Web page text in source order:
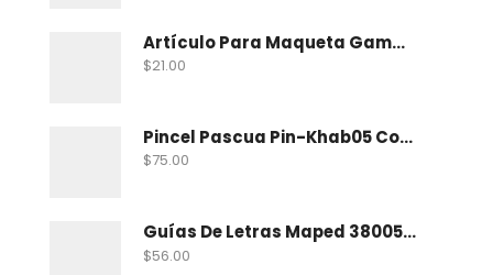
Artículo Para Maqueta Gama Zoologico Chico
$21.00
Pincel Pascua Pin-Khab05 Con 15
$75.00
Guías De Letras Maped 38005 No. 5
$56.00